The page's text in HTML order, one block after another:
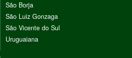
São Borja
São Luiz Gonzaga
São Vicente do Sul
Uruguaiana